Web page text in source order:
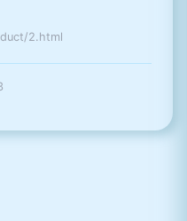
2.html